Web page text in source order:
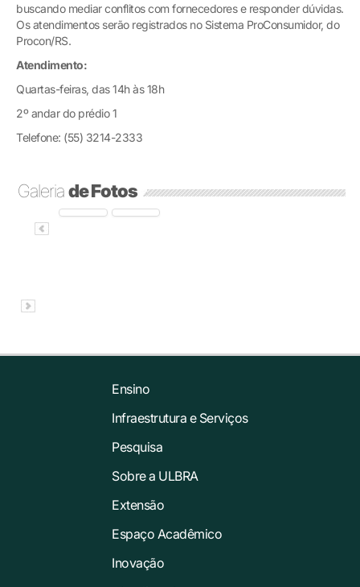
buscando mediar conflitos com fornecedores e responder dúvidas.
Os atendimentos serão registrados no Sistema ProConsumidor, do
Procon/RS.
Atendimento:
Quartas-feiras, das 14h às 18h
2º andar do prédio 1
Telefone: (55) 3214-2333
Galeriade Fotos
Ensino
Infraestrutura e Serviços
Pesquisa
Sobre a ULBRA
Extensão
Espaço Acadêmico
Inovação